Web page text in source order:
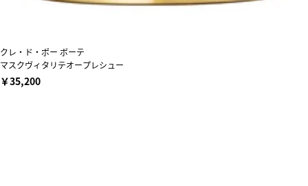
クレ・ド・ポー ボーテ
マスクヴィタリテオープレシュー
￥35,200